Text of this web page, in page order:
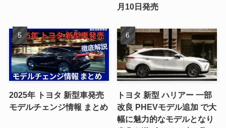
月10日発売
2025年 トヨタ 新型車発売
モデルチェンジ情報 まとめ
トヨタ 新型 ハリアー 一部
改良 PHEVモデル追加 で大
幅に魅力的なモデルとなり